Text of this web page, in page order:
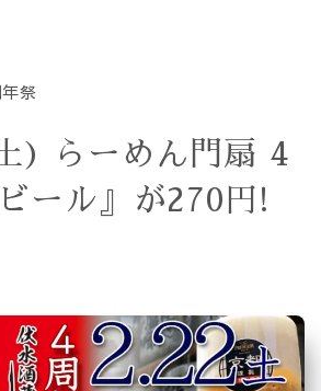
年祭
) らーめん門扇 4
ール』が270円!